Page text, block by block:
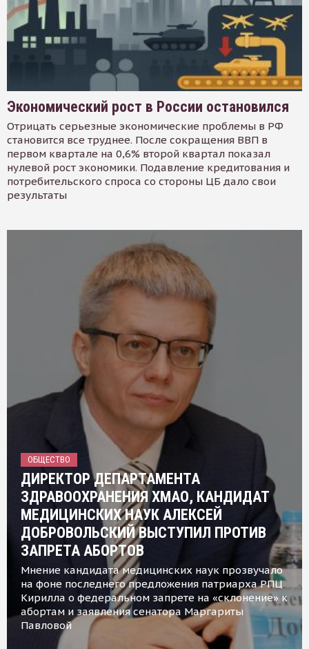
Экономический рост в России остановился
Отрицать серьезные экономические проблемы в РФ
становится все труднее. После сокращения ВВП в
первом квартале на 0,6% второй квартал показал
нулевой рост экономики. Подавление кредитования и
потребительского спроса со стороны ЦБ дало свои
результаты
ОБЩЕСТВО
ДИРЕКТОР ДЕПАРТАМЕНТА
ЗДРАВООХРАНЕНИЯ ХМАО, КАНДИДАТ
МЕДИЦИНСКИХ НАУК АЛЕКСЕЙ
ДОБРОВОЛЬСКИЙ ВЫСТУПИЛ ПРОТИВ
ЗАПРЕТА АБОРТОВ
Мнение кандидата медицинских наук прозвучало
на фоне последнего предложения патриарха РПЦ
Кирилла о федеральном запрете на «склонение» к
абортам и заявления сенатора Маргариты
Павловой